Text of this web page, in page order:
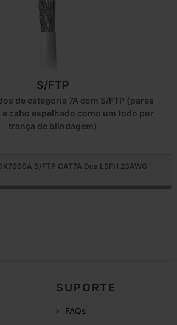
S/FTP
de categoria 7A com S/FTP (pares
cabo espelhado como um todo por
trança de blindagem)
S/FTP CAT7A Dca LSFH 23AWG
SUPORTE
FAQs